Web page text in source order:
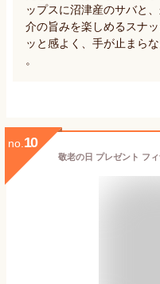
ップスに沼津産のサバと
介の旨みを楽しめるスナ
ッと感よく、手が止まら
。
no. 10